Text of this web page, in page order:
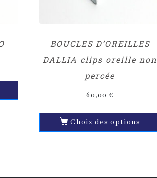
BOUCLES D’OREILLES
DALLIA clips oreille non
percée
60,00 €
Choix des options